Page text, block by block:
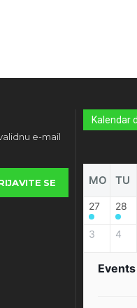
e-mail
SE
Kalendar
MO TU
27 28
3 4